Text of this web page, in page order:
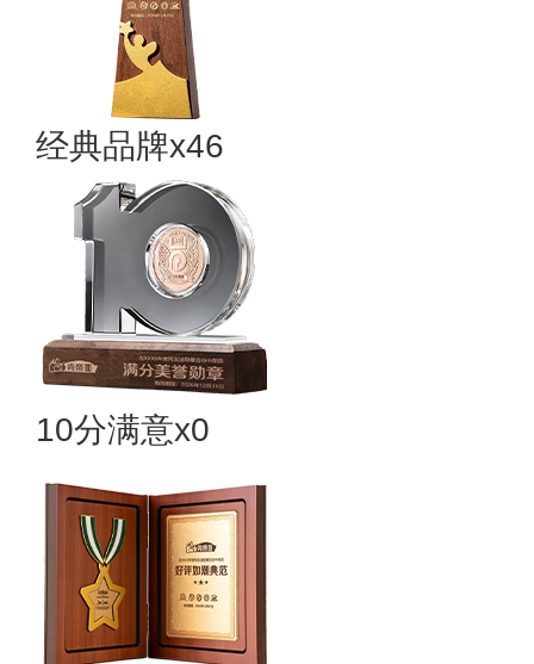
经典品牌x46
10分满意x0